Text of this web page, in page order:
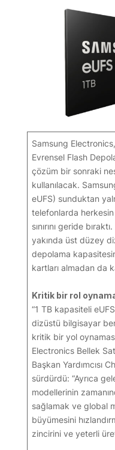
Samsung
Evrensel Flash
çözüm bir sonraki
kullanılacak.
eUFS) sunduktan
telefonlarda herkesin
sınırını geride
yakında üst düzey
depolama
kartları almadan da
Kritik bir rol
“1 TB kapasiteli
dizüstü bilgisayar
kritik bir yol
Electronics Bellek
Başkan Yardımcısı
sürdürdü: “Ayrıca
modellerinin
sağlamak ve global
büyümesini
zincirini ve yeterli